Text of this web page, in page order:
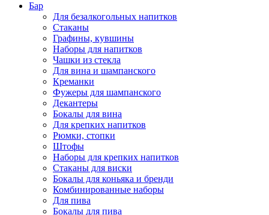
Бар
Для безалкогольных напитков
Стаканы
Графины, кувшины
Наборы для напитков
Чашки из стекла
Для вина и шампанского
Креманки
Фужеры для шампанского
Декантеры
Бокалы для вина
Для крепких напитков
Рюмки, стопки
Штофы
Наборы для крепких напитков
Стаканы для виски
Бокалы для коньяка и бренди
Комбинированные наборы
Для пива
Бокалы для пива